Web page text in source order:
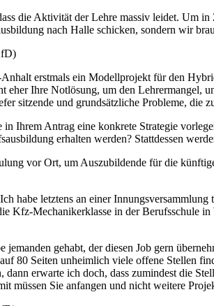
die Aktivität der Lehre massiv leidet. Um
nach Halle schicken, sondern wir
erstmals ein Modellprojekt für den
eher Ihre Notlösung, um den
sitzende und grundsätzliche Probleme, die
in Ihrem Antrag eine konkrete Strategie
erhalten werden? Stattdessen
vor Ort, um Auszubildende für die
habe letztens an einer
Kfz-Mechanikerklasse in der Berufsschule
jemanden gehabt, der diesen Job gern
80 Seiten unheimlich viele offene Stellen
erwarte ich doch, dass zumindest die
müssen Sie anfangen und nicht weitere